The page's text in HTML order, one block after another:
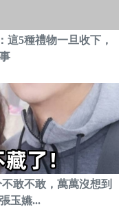
這5種禮物一旦收下，
敢不敢，萬萬沒想到
玉嬿...